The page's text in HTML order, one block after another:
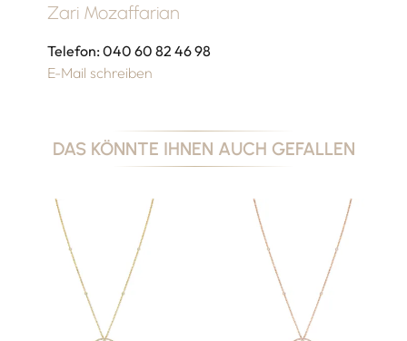
Zari Mozaffarian
Telefon: 040 60 82 46 98
E-Mail schreiben
DAS KÖNNTE IHNEN AUCH GEFALLEN